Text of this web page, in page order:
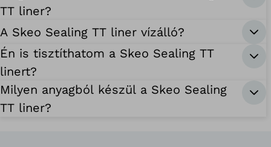
TT liner?
A Skeo Sealing TT liner vízálló?
Én is tisztíthatom a Skeo Sealing TT
linert?
Milyen anyagból készül a Skeo Sealing
TT liner?